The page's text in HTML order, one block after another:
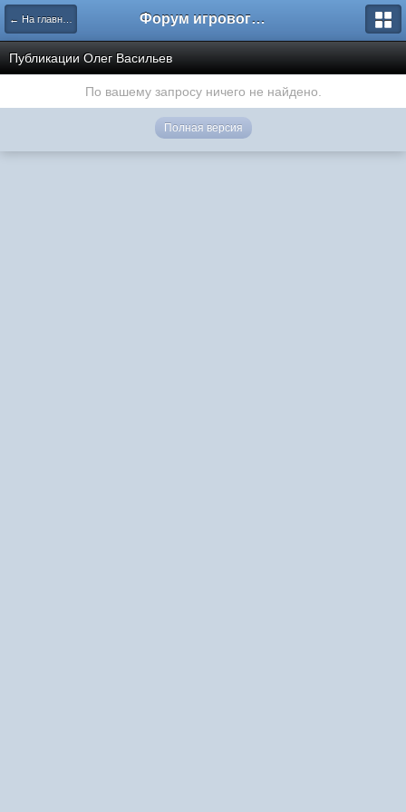
← На главную Форум игрового проекта Riverrise
Публикации Олег Васильев
По вашему запросу ничего не найдено.
Полная версия